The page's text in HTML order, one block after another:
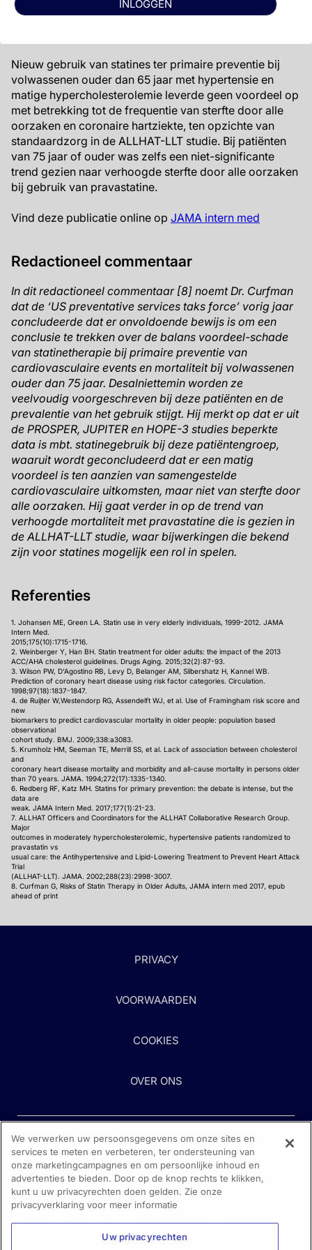
INLOGGEN
Nieuw gebruik van statines ter primaire preventie bij
volwassenen ouder dan 65 jaar met hypertensie en
matige hypercholesterolemie leverde geen voordeel op
met betrekking tot de frequentie van sterfte door alle
oorzaken en coronaire hartziekte, ten opzichte van
standaardzorg in de ALLHAT-LLT studie. Bij patiënten
van 75 jaar of ouder was zelfs een niet-significante
trend gezien naar verhoogde sterfte door alle oorzaken
bij gebruik van pravastatine.
Vind deze publicatie online op JAMA intern med
Redactioneel commentaar
In dit redactioneel commentaar [8] noemt Dr. Curfman
dat de ‘US preventative services taks force’ vorig jaar
concludeerde dat er onvoldoende bewijs is om een
conclusie te trekken over de balans voordeel-schade
van statinetherapie bij primaire preventie van
cardiovasculaire events en mortaliteit bij volwassenen
ouder dan 75 jaar. Desalniettemin worden ze
veelvoudig voorgeschreven bij deze patiënten en de
prevalentie van het gebruik stijgt. Hij merkt op dat er uit
de PROSPER, JUPITER en HOPE-3 studies beperkte
data is mbt. statinegebruik bij deze patiëntengroep,
waaruit wordt geconcludeerd dat er een matig
voordeel is ten aanzien van samengestelde
cardiovasculaire uitkomsten, maar niet van sterfte door
alle oorzaken. Hij gaat verder in op de trend van
verhoogde mortaliteit met pravastatine die is gezien in
de ALLHAT-LLT studie, waar bijwerkingen die bekend
zijn voor statines mogelijk een rol in spelen.
Referenties
1. Johansen ME, Green LA. Statin use in very elderly individuals, 1999-2012. JAMA
Intern Med.
2015;175(10):1715-1716.
2. Weinberger Y, Han BH. Statin treatment for older adults: the impact of the 2013
ACC/AHA cholesterol guidelines. Drugs Aging. 2015;32(2):87-93.
3. Wilson PW, D’Agostino RB, Levy D, Belanger AM, Silbershatz H, Kannel WB.
Prediction of coronary heart disease using risk factor categories. Circulation.
1998;97(18):1837-1847.
4. de Ruijter W,Westendorp RG, Assendelft WJ, et al. Use of Framingham risk score and
new
biomarkers to predict cardiovascular mortality in older people: population based
observational
cohort study. BMJ. 2009;338:a3083.
5. Krumholz HM, Seeman TE, Merrill SS, et al. Lack of association between cholesterol
and
coronary heart disease mortality and morbidity and all-cause mortality in persons older
than 70 years. JAMA. 1994;272(17):1335-1340.
6. Redberg RF, Katz MH. Statins for primary prevention: the debate is intense, but the
data are
weak. JAMA Intern Med. 2017;177(1):21-23.
7. ALLHAT Officers and Coordinators for the ALLHAT Collaborative Research Group.
Major
outcomes in moderately hypercholesterolemic, hypertensive patients randomized to
pravastatin vs
usual care: the Antihypertensive and Lipid-Lowering Treatment to Prevent Heart Attack
Trial
(ALLHAT-LLT). JAMA. 2002;288(23):2998-3007.
8. Curfman G, Risks of Statin Therapy in Older Adults, JAMA intern med 2017, epub
ahead of print
PRIVACY
VOORWAARDEN
COOKIES
OVER ONS
Heeft u hulp nodig?
Neem contact met ons op
We verwerken uw persoonsgegevens om onze sites en
services te meten en verbeteren, ter ondersteuning van
onze marketingcampagnes en om persoonlijke inhoud en
advertenties te bieden. Door op de knop rechts te klikken,
kunt u uw privacyrechten doen gelden. Zie onze
privacyverklaring voor meer informatie
Uw privacyrechten